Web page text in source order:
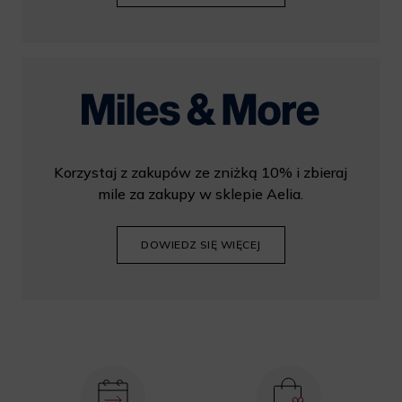
Korzystaj z zakupów ze zniżką 10% i zbieraj
mile za zakupy w sklepie Aelia.
DOWIEDZ SIĘ WIĘCEJ